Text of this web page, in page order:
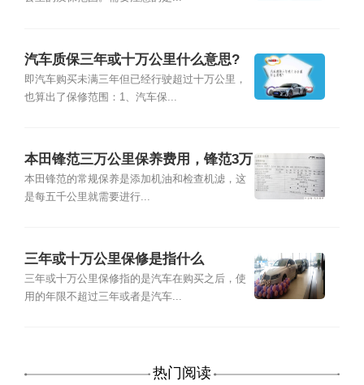
汽车质保三年或十万公里什么意思?
即汽车购买未满三年但已经行驶超过十万公里，
也算出了保修范围：1、汽车保...
本田锋范三万公里保养费用，锋范3万
公里保养项目
本田锋范的常规保养是添加机油和检查机滤，这
是每五千公里就需要进行...
三年或十万公里保修是指什么
三年或十万公里保修指的是汽车在购买之后，使
用的年限不超过三年或者是汽车...
热门阅读